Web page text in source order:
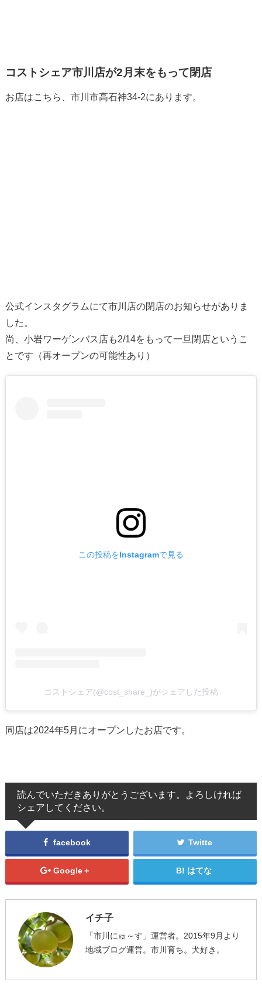
コストシェア市川店が2月末をもって閉店
お店はこちら、市川市高石神34‐2にあります。
公式インスタグラムにて市川店の閉店のお知らせがありま
した。
尚、小岩ワーゲンバス店も2/14をもって一旦閉店というこ
とです（再オープンの可能性あり）
この投稿をInstagramで見る
コストシェア(@cost_share_)がシェアした投稿
同店は2024年5月にオープンしたお店です。
読んでいただきありがとうございます。よろしければ
シェアしてください。
facebook Twitte
Google＋ はてな
イチ子
「市川にゅ～す」運営者。2015年9月より
地域ブログ運営。市川育ち。犬好き。